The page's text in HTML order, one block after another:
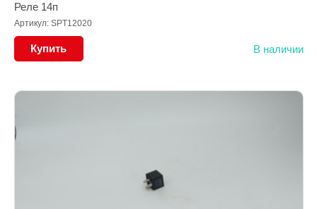
Реле 14п
Артикул: SPT12020
Купить В наличии